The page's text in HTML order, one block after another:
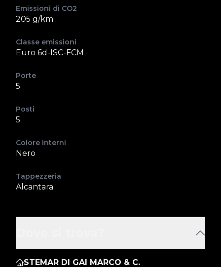
Emissioni di CO2
205 g/km
Classe emissioni
Euro 6d-ISC-FCM
Porte
5
Posti
5
Colore interni
Nero
Tappezzeria
Alcantara
STEMAR DI GAI MARCO & C.